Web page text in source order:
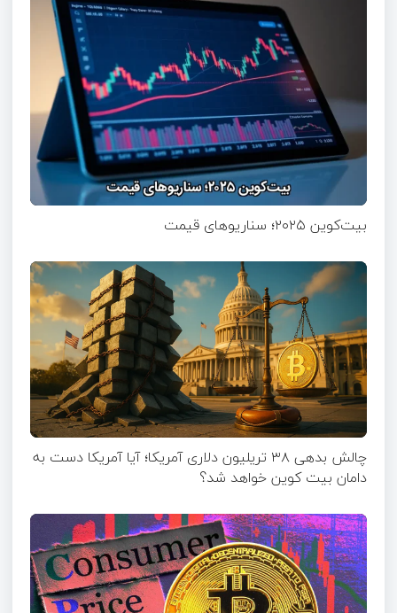
بیت‌کوین ۲۰۲۵؛ سناریوهای قیمت
چالش بدهی ۳۸ تریلیون دلاری آمریکا؛ آیا آمریکا دست به
دامان بیت کوین خواهد شد؟